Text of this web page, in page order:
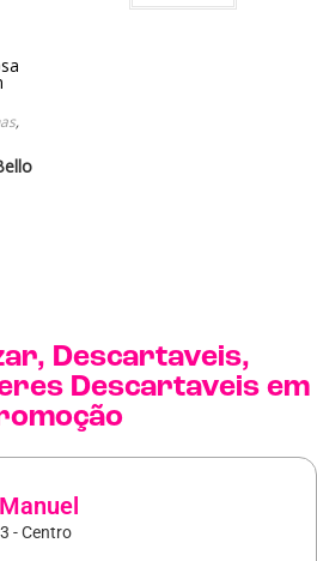
,
, Descartaveis,
Descartaveis em
- Centro